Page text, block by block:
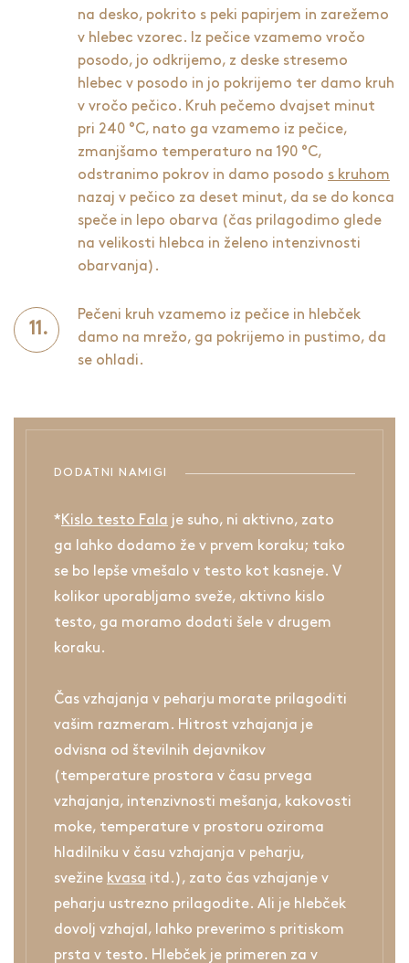
na desko, pokrito s peki papirjem in zarežemo
v hlebec vzorec. Iz pečice vzamemo vročo
posodo, jo odkrijemo, z deske stresemo
hlebec v posodo in jo pokrijemo ter damo kruh
v vročo pečico. Kruh pečemo dvajset minut
pri 240 °C, nato ga vzamemo iz pečice,
zmanjšamo temperaturo na 190 °C,
odstranimo pokrov in damo posodo s kruhom
nazaj v pečico za deset minut, da se do konca
speče in lepo obarva (čas prilagodimo glede
na velikosti hlebca in želeno intenzivnosti
obarvanja).
Pečeni kruh vzamemo iz pečice in hlebček
damo na mrežo, ga pokrijemo in pustimo, da
se ohladi.
DODATNI NAMIGI
* Kislo testo Fala je suho, ni aktivno, zato
ga lahko dodamo že v prvem koraku; tako
se bo lepše vmešalo v testo kot kasneje. V
kolikor uporabljamo sveže, aktivno kislo
testo, ga moramo dodati šele v drugem
koraku.
Čas vzhajanja v peharju morate prilagoditi
vašim razmeram. Hitrost vzhajanja je
odvisna od številnih dejavnikov
(temperature prostora v času prvega
vzhajanja, intenzivnosti mešanja, kakovosti
moke, temperature v prostoru oziroma
hladilniku v času vzhajanja v peharju,
svežine kvasa itd.), zato čas vzhajanje v
peharju ustrezno prilagodite. Ali je hlebček
dovolj vzhajal, lahko preverimo s pritiskom
prsta v testo. Hlebček je primeren za v